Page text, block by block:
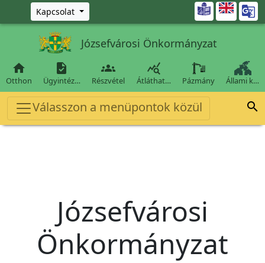
Ugrás a fő tartalomra
Kapcsolat 
Józsefvárosi Önkormányzat

Otthon

Ügyintéz…

Részvétel

Átláthat… Pázmány Állami k…
Válasszon a menüpontok közül 
Józsefvárosi
Önkormányzat